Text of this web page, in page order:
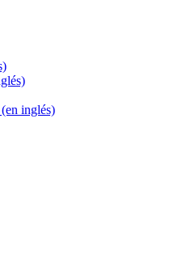
inglés)